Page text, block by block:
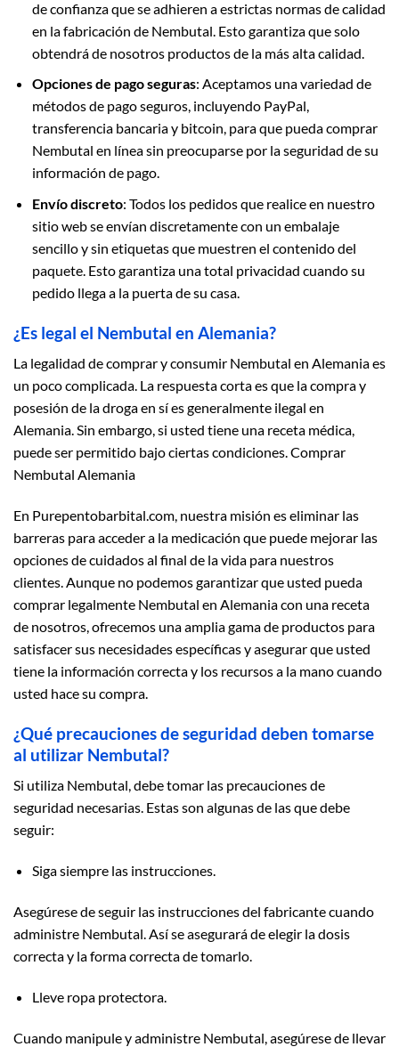
de confianza que se adhieren a estrictas normas de calidad
en la fabricación de Nembutal. Esto garantiza que solo
obtendrá de nosotros productos de la más alta calidad.
Opciones de pago seguras: Aceptamos una variedad de
métodos de pago seguros, incluyendo PayPal,
transferencia bancaria y bitcoin, para que pueda comprar
Nembutal en línea sin preocuparse por la seguridad de su
información de pago.
Envío discreto: Todos los pedidos que realice en nuestro
sitio web se envían discretamente con un embalaje
sencillo y sin etiquetas que muestren el contenido del
paquete. Esto garantiza una total privacidad cuando su
pedido llega a la puerta de su casa.
¿Es legal el Nembutal en Alemania?
La legalidad de comprar y consumir Nembutal en Alemania es
un poco complicada. La respuesta corta es que la compra y
posesión de la droga en sí es generalmente ilegal en
Alemania. Sin embargo, si usted tiene una receta médica,
puede ser permitido bajo ciertas condiciones. Comprar
Nembutal Alemania
En Purepentobarbital.com, nuestra misión es eliminar las
barreras para acceder a la medicación que puede mejorar las
opciones de cuidados al final de la vida para nuestros
clientes. Aunque no podemos garantizar que usted pueda
comprar legalmente Nembutal en Alemania con una receta
de nosotros, ofrecemos una amplia gama de productos para
satisfacer sus necesidades específicas y asegurar que usted
tiene la información correcta y los recursos a la mano cuando
usted hace su compra.
¿Qué precauciones de seguridad deben tomarse
al utilizar Nembutal?
Si utiliza Nembutal, debe tomar las precauciones de
seguridad necesarias. Estas son algunas de las que debe
seguir:
Siga siempre las instrucciones.
Asegúrese de seguir las instrucciones del fabricante cuando
administre Nembutal. Así se asegurará de elegir la dosis
correcta y la forma correcta de tomarlo.
Lleve ropa protectora.
Cuando manipule y administre Nembutal, asegúrese de llevar